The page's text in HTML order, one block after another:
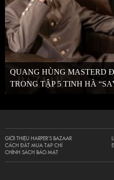
QUANG HÙNG MASTERD
TRONG TẬP 5 TINH HÀ
GIỚI THIỆU HARPER’S BAZAAR
CÁCH ĐẶT MUA TẠP CHÍ
CHÍNH SÁCH BẢO MẬT